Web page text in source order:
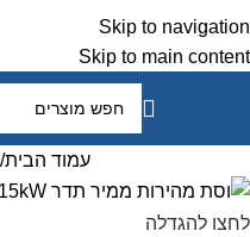
Skip to navigation
Skip to main content
עמוד הבית
לחצו להגדלה